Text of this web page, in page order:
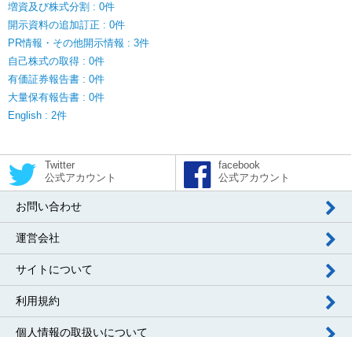
増資及び株式分割 : 0件
開示資料の追加訂正 : 0件
PR情報・その他開示情報 : 3件
自己株式の取得 : 0件
有価証券報告書 : 0件
大量保有報告書 : 0件
English : 2件
Twitter
公式アカウント
facebook
公式アカウント
お問い合わせ
運営会社
サイトについて
利用規約
個人情報の取扱いについて